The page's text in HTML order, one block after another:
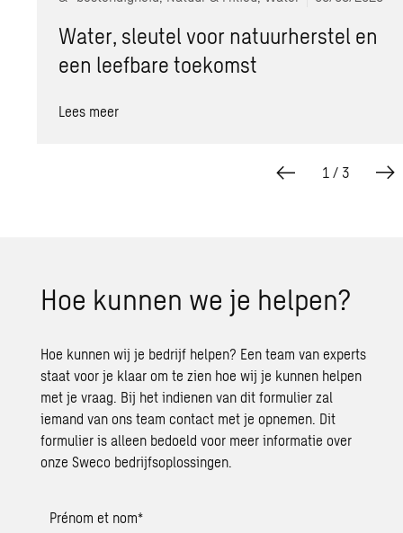
Water, sleutel voor natuurherstel en
een leefbare toekomst
Lees meer
1 / 3
Hoe kun­nen we je hel­pen?
Hoe kunnen wij je bedrijf helpen? Een team van experts
staat voor je klaar om te zien hoe wij je kunnen helpen
met je vraag. Bij het indienen van dit formulier zal
iemand van ons team contact met je opnemen. Dit
formulier is alleen bedoeld voor meer informatie over
onze Sweco bedrijfsoplossingen.
Prénom et nom*